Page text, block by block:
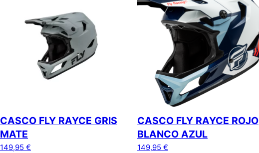
CASCO FLY RAYCE GRIS
MATE
149,95 €
CASCO FLY RAYCE ROJO
BLANCO AZUL
149,95 €